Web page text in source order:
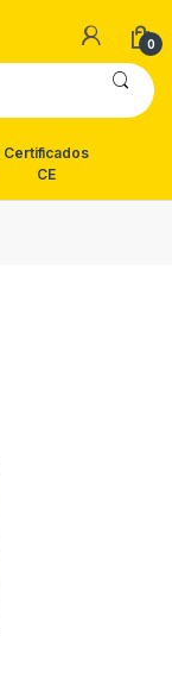
0
Certificados
CE